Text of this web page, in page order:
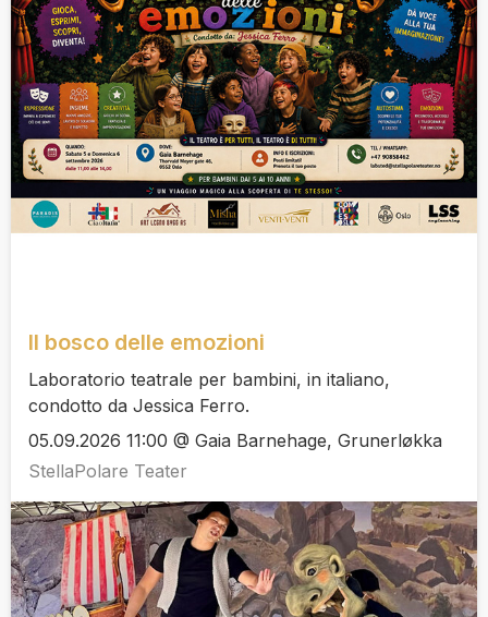
Il bosco delle emozioni
Laboratorio teatrale per bambini, in italiano,
condotto da Jessica Ferro.
05.09.2026 11:00 @ Gaia Barnehage, Grunerløkka
StellaPolare Teater